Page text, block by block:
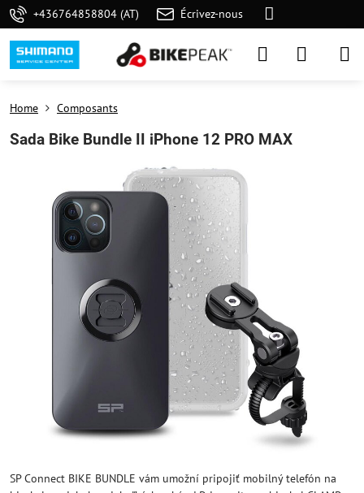
+436764858804 (AT) Écrivez-nous
Home Composants
Sada Bike Bundle II iPhone 12 PRO MAX
SP Connect BIKE BUNDLE vám umožní pripojiť mobilný telefón na